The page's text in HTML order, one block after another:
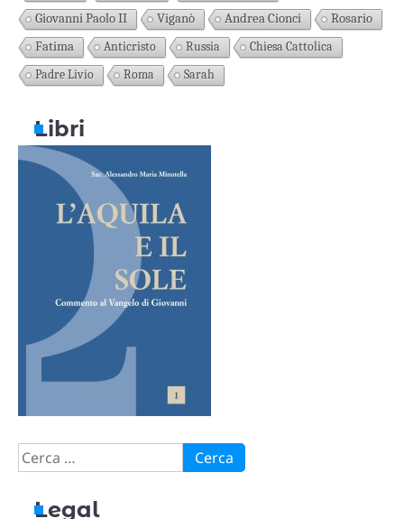
Giovanni Paolo II
Viganò Andrea Cionci
Rosario
Fatima
Anticristo Russia
Chiesa Cattolica
Padre Livio
Roma Sarah
Libri
Ricerca
per:
Legal